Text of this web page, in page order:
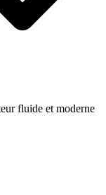
fluide et moderne